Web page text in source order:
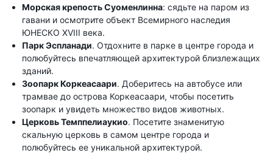
Морская крепость Суоменлинна: сядьте на паром из
гавани и осмотрите объект Всемирного наследия
ЮНЕСКО XVIII века.
Парк Эспланади. Отдохните в парке в центре города и
полюбуйтесь впечатляющей архитектурой близлежащих
зданий.
Зоопарк Коркеасаари. Доберитесь на автобусе или
трамвае до острова Коркеасаари, чтобы посетить
зоопарк и увидеть множество видов животных.
Церковь Темппелиаукио. Посетите знаменитую
скальную церковь в самом центре города и
полюбуйтесь ее уникальной архитектурой.